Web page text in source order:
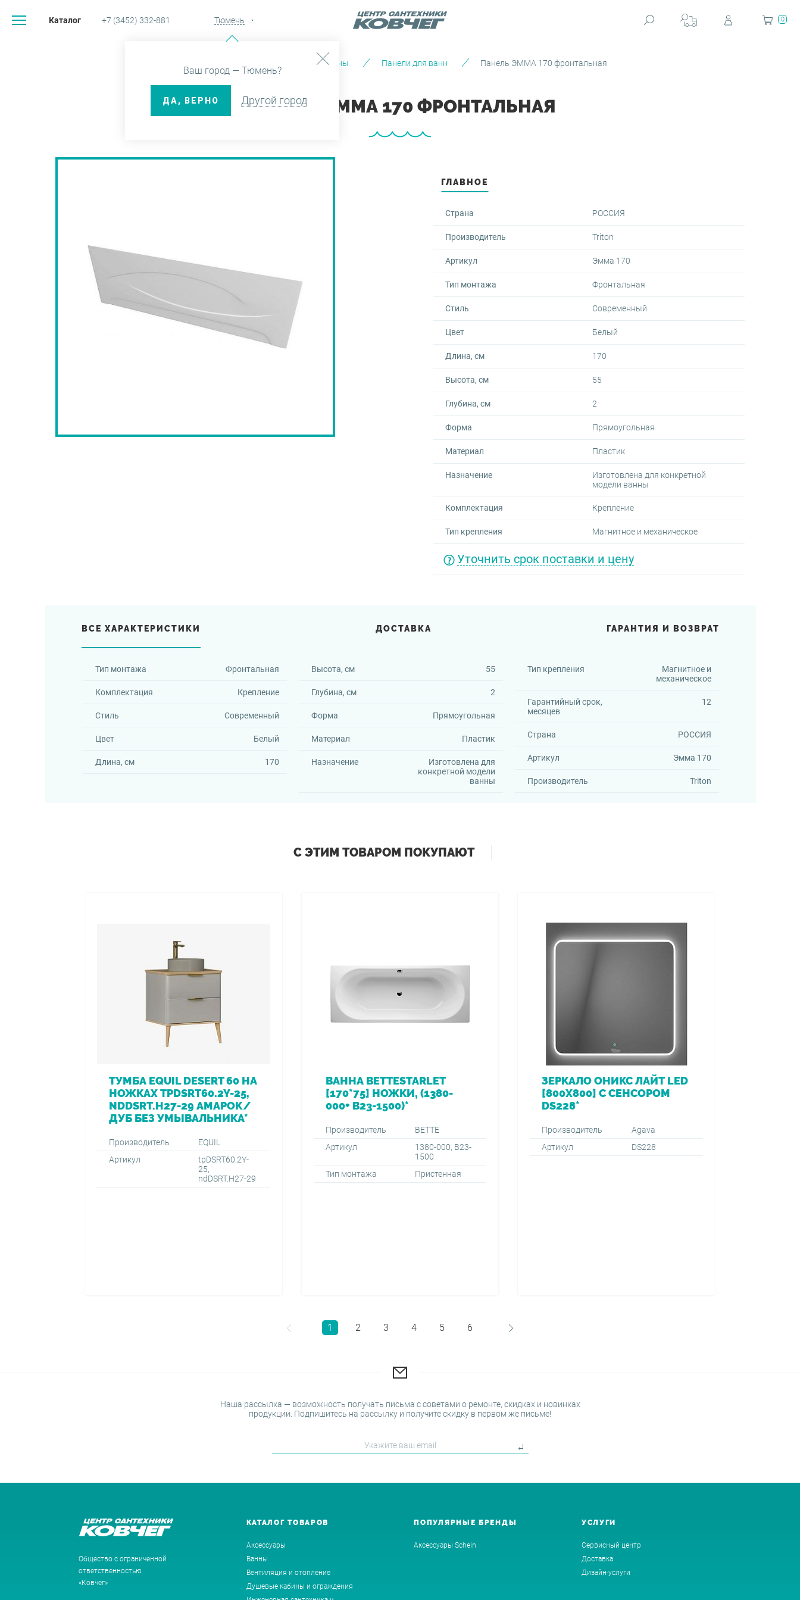
Каталог +7 (3452) 332-881 Тюмень
Ваш город — Тюмень?
ДА, ВЕРНО Другой город
0
Ванны Панели для ванн Панель ЭММА 170 фронтальная
ПАНЕЛЬ ЭММА 170 ФРОНТАЛЬНАЯ
ГЛАВНОЕ
Страна РОССИЯ
Производитель Triton
Артикул Эмма 170
Тип монтажа Фронтальная
Стиль Современный
Цвет Белый
Длина, см 170
Высота, см 55
Глубина, см 2
Форма Прямоугольная
Материал Пластик
Назначение
Изготовлена для конкретной
модели ванны
Комплектация Крепление
Тип крепления Магнитное и механическое
Уточнить срок поставки и цену
ВСЕ ХАРАКТЕРИСТИКИ ДОСТАВКА ГАРАНТИЯ И ВОЗВРАТ
Тип монтажа Фронтальная
Комплектация Крепление
Стиль Современный
Цвет Белый
Длина, см 170
Высота, см 55
Глубина, см 2
Форма Прямоугольная
Материал Пластик
Назначение
Изготовлена для
конкретной модели
ванны
Тип крепления
Магнитное и
механическое
Гарантийный срок,
месяцев
12
Страна РОССИЯ
Артикул Эмма 170
Производитель Triton
С ЭТИМ ТОВАРОМ ПОКУПАЮТ
ТУМБА EQUIL DESERT 60 НА
НОЖКАХ TPDSRT60.2Y-25,
NDDSRT.H27-29 АМАРОК/
ДУБ БЕЗ УМЫВАЛЬНИКА*
Производитель
EQUIL
Артикул
tpDSRT60.2Y-
25,
ndDSRT.H27-29
ВАННА BETTESTARLET
[170*75] НОЖКИ, (1380-
000+ B23-1500)*
Производитель
BETTE
Артикул
1380-000, B23-
1500
Тип монтажа
Пристенная
ЗЕРКАЛО ОНИКС ЛАЙТ LED
[800Х800] С СЕНСОРОМ
DS228*
Производитель
Agava
Артикул
DS228
1 2 3 4 5 6
Наша рассылка — возможность получать письма с советами о ремонте, скидках и новинках
продукции. Подпишитесь на рассылку и получите скидку в первом же письме!
Общество с ограниченной
ответственностью
«Ковчег»
КАТАЛОГ ТОВАРОВ
Аксессуары
Ванны
Вентиляция и отопление
Душевые кабины и ограждения
ПОПУЛЯРНЫЕ БРЕНДЫ
Аксессуары Schein
УСЛУГИ
Сервисный центр
Доставка
Дизайн-услуги